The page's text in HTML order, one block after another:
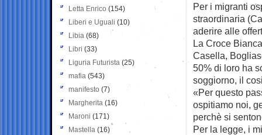
Per i migranti
straordinaria
aderire alle
La Croce
Casella,
50% di loro ha
soggiorno, il
«Per questo
ospitiamo noi,
perchè si
Per la legge, i
Letta Enrico (154)
Liberi e Uguali (10)
Libia (68)
Libri (33)
Liguria Futurista (25)
mafia (543)
manifesto (7)
Margherita (16)
Maroni (171)
Mastella (16)